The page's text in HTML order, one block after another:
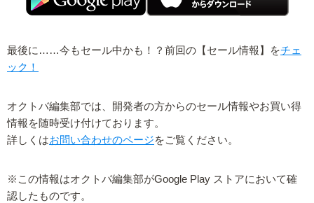
最後に……今もセール中かも！？前回の【セール情報】をチェ
ック！
オクトバ編集部では、開発者の方からのセール情報やお買い得
情報を随時受け付けております。
詳しくはお問い合わせのページをご覧ください。
※この情報はオクトバ編集部がGoogle Play ストアにおいて確
認したものです。